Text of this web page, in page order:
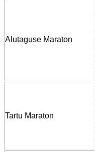
Alutaguse Maraton
Tartu Maraton